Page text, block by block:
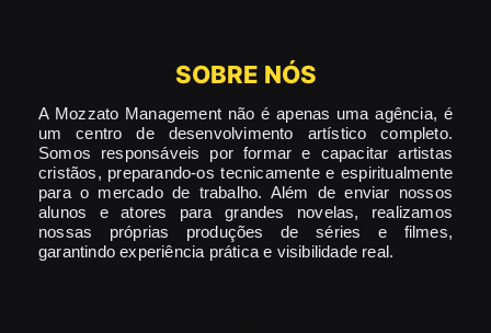
SOBRE NÓS
A Mozzato Management não é apenas uma agência, é
um centro de desenvolvimento artístico completo.
Somos responsáveis por formar e capacitar artistas
cristãos, preparando-os tecnicamente e espiritualmente
para o mercado de trabalho. Além de enviar nossos
alunos e atores para grandes novelas, realizamos
nossas próprias produções de séries e filmes,
garantindo experiência prática e visibilidade real.